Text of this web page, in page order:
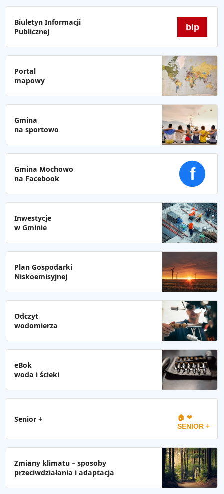
Biuletyn Informacji
Publicznej
bip
Portal
mapowy
Gmina
na sportowo
Gmina Mochowo
na Facebook
f
Inwestycje
w Gminie
Plan Gospodarki
Niskoemisyjnej
Odczyt
wodomierza
eBok
woda i ścieki
Senior + 🏠 ❤
SENIOR +
Zmiany klimatu – sposoby
przeciwdziałania i adaptacja